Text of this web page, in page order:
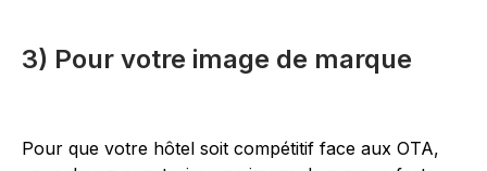
3) Pour votre image de marque
Pour que votre hôtel soit compétitif face aux OTA,